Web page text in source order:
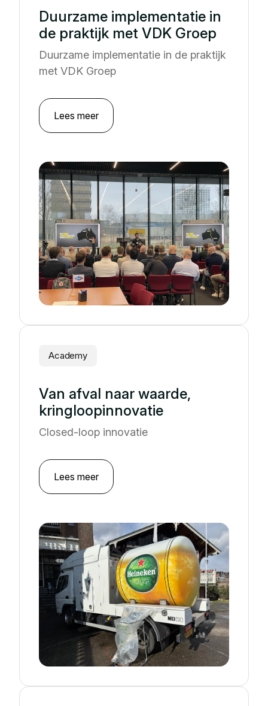
Bouw
Tuinbouw
Hospitality
Textielreiniging
Duurzame implementatie in
de praktijk met VDK Groep
Duurzame implementatie in de praktijk
met VDK Groep
Lees meer
Academy
Van afval naar waarde,
kringloopinnovatie
Closed-loop innovatie
Lees meer